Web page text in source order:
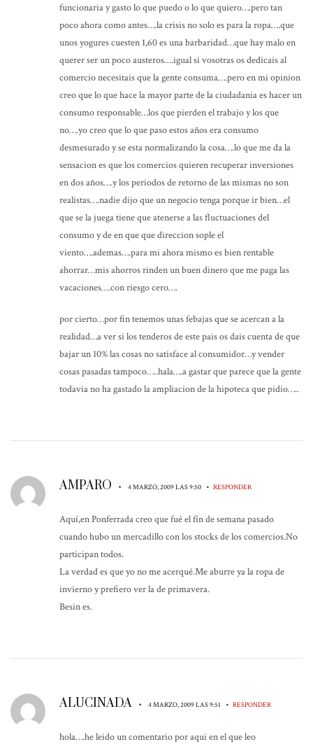
funcionaria y gasto lo que puedo o lo que quiero….pero tan
poco ahora como antes….la crisis no solo es para la ropa….que
unos yogures cuesten 1,60 es una barbaridad…que hay malo en
querer ser un poco austeros….igual si vosotras os dedicais al
comercio necesitais que la gente consuma….pero en mi opinion
creo que lo que hace la mayor parte de la ciudadania es hacer un
consumo responsable…los que pierden el trabajo y los que
no….yo creo que lo que paso estos años era consumo
desmesurado y se esta normalizando la cosa….lo que me da la
sensacion es que los comercios quieren recuperar inversiones
en dos años….y los periodos de retorno de las mismas no son
realistas….nadie dijo que un negocio tenga porque ir bien…el
que se la juega tiene que atenerse a las fluctuaciones del
consumo y de en que que direccion sople el
viento….ademas….para mi ahora mismo es bien rentable
ahorrar…mis ahorros rinden un buen dinero que me paga las
vacaciones….con riesgo cero….
por cierto…por fin tenemos unas febajas que se acercan a la
realidad…a ver si los tenderos de este pais os dais cuenta de que
bajar un 10% las cosas no satisface al consumidor…y vender
cosas pasadas tampoco…..hala….a gastar que parece que la gente
todavia no ha gastado la ampliacion de la hipoteca que pidio…..
AMPARO • 4 MARZO, 2009 LAS 9:50 • RESPONDER
Aquí,en Ponferrada creo que fué el fín de semana pasado
cuando hubo un mercadillo con los stocks de los comercios.No
participan todos.
La verdad es que yo no me acerqué.Me aburre ya la ropa de
invierno y prefiero ver la de primavera.
Besin es.
ALUCINADA • 4 MARZO, 2009 LAS 9:51 • RESPONDER
hola….he leido un comentario por aqui en el que leo